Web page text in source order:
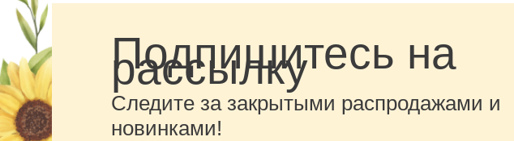
Подпишитесь на
рассылку
Следите за закрытыми распродажами и
новинками!